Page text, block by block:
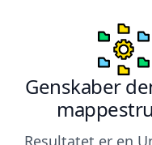
Genskaber
Resultatet er en